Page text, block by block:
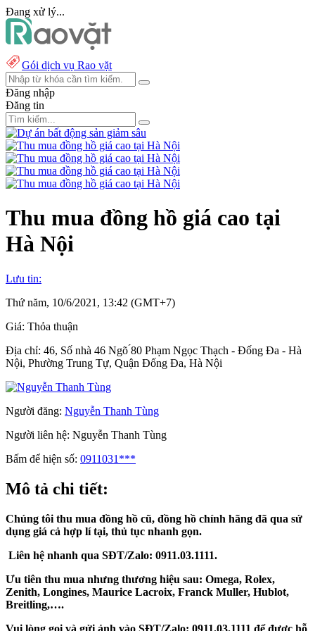
Đang xử lý...
Gói dịch vụ Rao vặt
Đăng nhập
Đăng tin
Thu mua đồng hồ giá cao tại
Hà Nội
Lưu tin:
Thứ năm, 10/6/2021, 13:42 (GMT+7)
Giá: Thỏa thuận
Địa chỉ: 46, Số nhà 46 Ngõ ́80 Phạm Ngọc Thạch - Đống Đa - Hà
Nội, Phường Trung Tự, Quận Đống Đa, Hà Nội
Người đăng: Nguyễn Thanh Tùng
Người liên hệ: Nguyễn Thanh Tùng
Bấm để hiện số: 0911031***
Mô tả chi tiết:
Chúng tôi thu mua đồng hồ cũ, đồng hồ chính hãng đã qua sử
dụng giá cả hợp lí tại, thủ tục nhanh gọn.
Liên hệ nhanh qua SĐT/Zalo: 0911.03.1111.
Ưu tiên thu mua nhưng thương hiệu sau: Omega, Rolex,
Zenith, Longines, Maurice Lacroix, Franck Muller, Hublot,
Breitling,….
Vui lòng gọi và gửi ảnh vào SĐT/Zalo: 0911.03.1111 để được hỗ